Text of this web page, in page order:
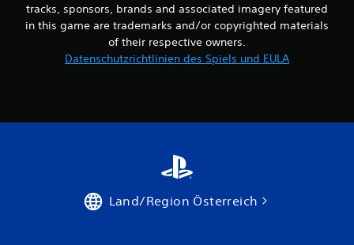
B
e
e
tracks, sponsors, brands and associated imagery featured
in this game are trademarks and/or copyrighted materials
of their respective owners.
Datenschutzrichtlinien des Spiels und EULA
Land/Region Österreich